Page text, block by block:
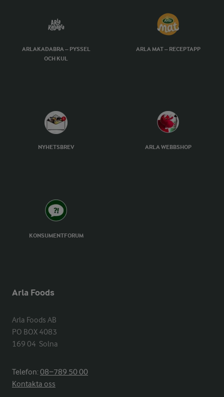
ARLAKADABRA – PYSSEL
OCH KUL
ARLA MAT – RECEPTAPP
NYHETSBREV ARLA WEBBSHOP
KONSUMENTFORUM
Arla Foods
Arla Foods AB
PO BOX 4083
169 04  Solna
Telefon:08−789 50 00
Kontakta oss